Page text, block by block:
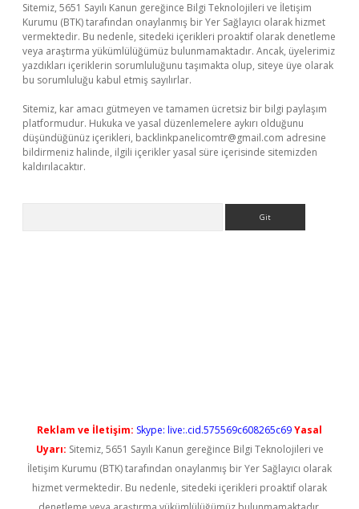
Sitemiz, 5651 Sayılı Kanun gereğince Bilgi Teknolojileri ve İletişim
Kurumu (BTK) tarafından onaylanmış bir Yer Sağlayıcı olarak hizmet
vermektedir. Bu nedenle, sitedeki içerikleri proaktif olarak denetleme
veya araştırma yükümlülüğümüz bulunmamaktadır. Ancak, üyelerimiz
yazdıkları içeriklerin sorumluluğunu taşımakta olup, siteye üye olarak
bu sorumluluğu kabul etmiş sayılırlar.
Sitemiz, kar amacı gütmeyen ve tamamen ücretsiz bir bilgi paylaşım
platformudur. Hukuka ve yasal düzenlemelere aykırı olduğunu
düşündüğünüz içerikleri, backlinkpanelicomtr@gmail.com adresine
bildirmeniz halinde, ilgili içerikler yasal süre içerisinde sitemizden
kaldırılacaktır.
Reklam ve İletişim: Skype: live:.cid.575569c608265c69Yasal
Uyarı: Sitemiz, 5651 Sayılı Kanun gereğince Bilgi Teknolojileri ve
İletişim Kurumu (BTK) tarafından onaylanmış bir Yer Sağlayıcı olarak
hizmet vermektedir. Bu nedenle, sitedeki içerikleri proaktif olarak